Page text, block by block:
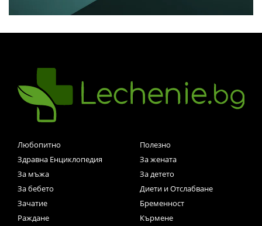
Любопитно
Полезно
Здравна Енциклопедия
За жената
За мъжа
За детето
За бебето
Диети и Отслабване
Зачатие
Бременност
Раждане
Кърмене